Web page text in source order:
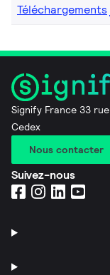
Téléchargements
Signify France 33
Cedex
Nous contacter
Suivez-nous